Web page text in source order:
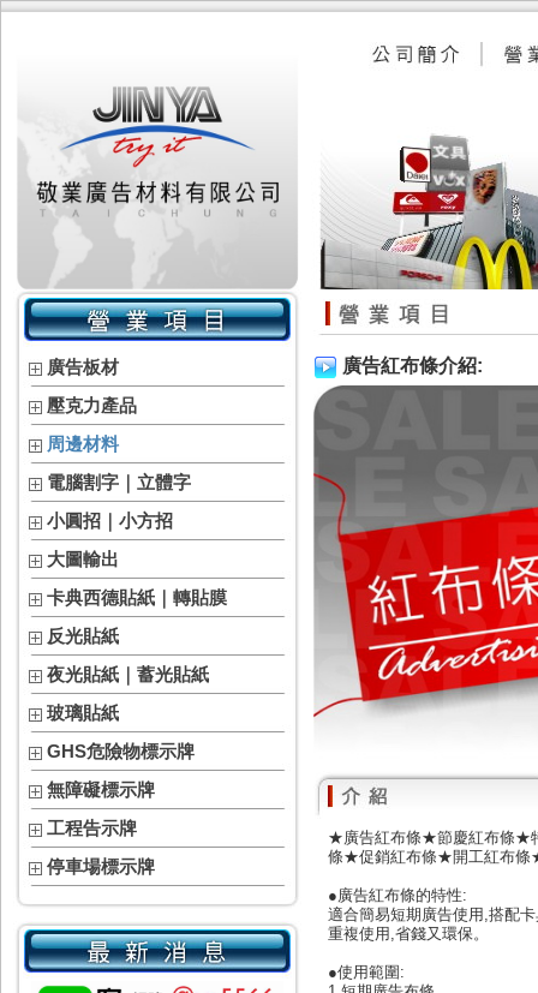
廣告板材
壓克力產品
周邊材料
電腦割字｜立體字
小圓招｜小方招
大圖輸出
卡典西德貼紙｜轉貼膜
反光貼紙
夜光貼紙｜蓄光貼紙
玻璃貼紙
GHS危險物標示牌
無障礙標示牌
工程告示牌
停車場標示牌
廣告紅布條介紹:
★廣告紅布條★節慶紅布條★
條★促銷紅布條★開工紅布
●廣告紅布條的特性:
適合簡易短期廣告使用,搭配
重複使用,省錢又環保。
●使用範圍: